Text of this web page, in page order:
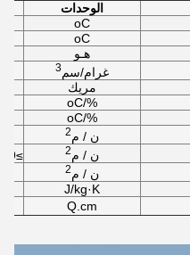
الوحدات
oC
oC
هـو
غرام/سم 3
مريك
%/oC
%/oC
ن / م2
ن / م2
≥6.9×10
ن / م2
J/kg·K
Q.cm